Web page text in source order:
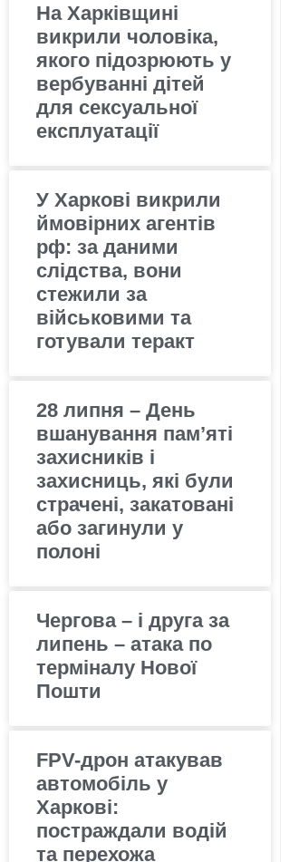
На Харківщині
викрили чоловіка,
якого підозрюють у
вербуванні дітей
для сексуальної
експлуатації
У Харкові викрили
ймовірних агентів
рф: за даними
слідства, вони
стежили за
військовими та
готували теракт
28 липня – День
вшанування пам’яті
захисників і
захисниць, які були
страчені, закатовані
або загинули у
полоні
Чергова – і друга за
липень – атака по
терміналу Нової
Пошти
FPV-дрон атакував
автомобіль у
Харкові:
постраждали водій
та перехожа